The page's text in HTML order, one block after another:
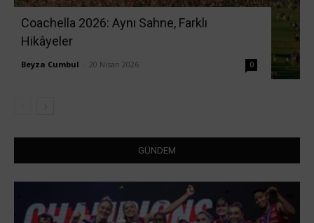
Coachella 2026: Aynı Sahne, Farklı
Hikâyeler
Beyza Cumbul 20 Nisan 2026 0
GÜNDEM